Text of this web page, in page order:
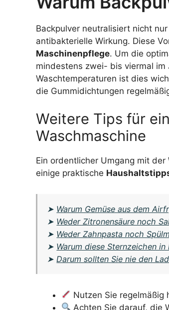
Backpulver neutralisiert nicht
antibakterielle Wirkung. Diese
Maschinenpflege. Um die
mindestens zwei- bis viermal
Waschtemperaturen ist dies
die Gummidichtungen
Weitere Tips für
Waschmaschine
Ein ordentlicher Umgang mit
einige praktische
➤ Warum Gemüse aus dem
➤ Weder Zitronensäure noch
➤ Weder Zahnpasta noch
➤ Warum diese Sternzeichen
➤ Darum sollten Sie nie den
Nutzen Sie regelmäßig
Achten Sie darauf, die